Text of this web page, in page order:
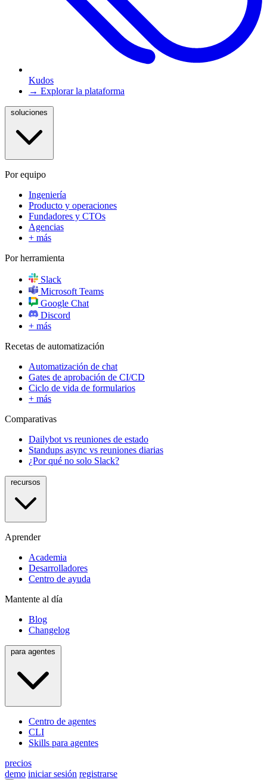
Kudos
→ Explorar la plataforma
Por equipo
Ingeniería
Producto y operaciones
Fundadores y CTOs
Agencias
+ más
Por herramienta
Slack
Microsoft Teams
Google Chat
Discord
+ más
Recetas de automatización
Automatización de chat
Gates de aprobación de CI/CD
Ciclo de vida de formularios
+ más
Comparativas
Dailybot vs reuniones de estado
Standups async vs reuniones diarias
¿Por qué no solo Slack?
Aprender
Academia
Desarrolladores
Centro de ayuda
Mantente al día
Blog
Changelog
Centro de agentes
CLI
Skills para agentes
precios
demo iniciar sesión registrarse